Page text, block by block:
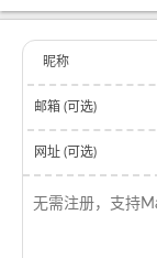
昵称
邮箱 (可选)
网址 (可选)